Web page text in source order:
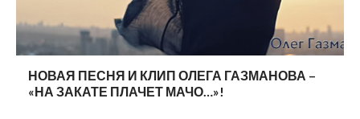
НОВАЯ ПЕСНЯ И КЛИП ОЛЕГА ГАЗМАНОВА –
«НА ЗАКАТЕ ПЛАЧЕТ МАЧО…»!